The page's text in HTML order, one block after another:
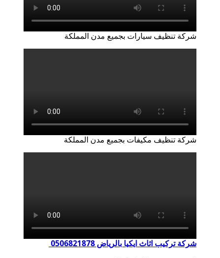
شركة تنظيف سيارات بجميع مدن المملكة
شركة تنظيف مكيفات بجميع مدن المملكة
شركة تركيب اثاث ايكيا بالرياض 0506821878